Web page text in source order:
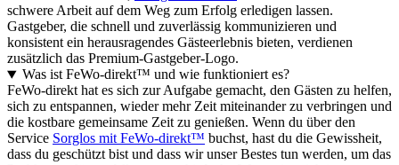
schwere Arbeit auf dem Weg zum Erfolg erledigen lassen.
Gastgeber, die schnell und zuverlässig kommunizieren und
konsistent ein herausragendes Gästeerlebnis bieten, verdienen
zusätzlich das Premium-Gastgeber-Logo.
Was ist FeWo-direkt™ und wie funktioniert es?
FeWo-direkt hat es sich zur Aufgabe gemacht, den Gästen zu helfen,
sich zu entspannen, wieder mehr Zeit miteinander zu verbringen und
die kostbare gemeinsame Zeit zu genießen. Wenn du über den
Service Sorglos mit FeWo-direkt™ buchst, hast du die Gewissheit,
dass du geschützt bist und dass wir unser Bestes tun werden, um das